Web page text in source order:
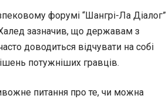
форумі “Шангрі-Ла Діалог”
зазначив, що державам з
доводиться відчувати на собі
потужніших гравців.
питання про те, чи можна